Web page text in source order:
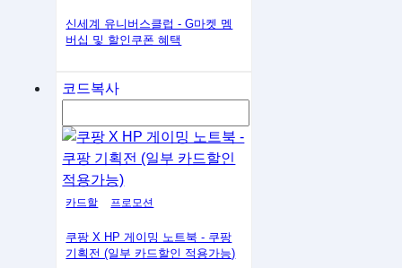
신세계 유니버스클럽 - G마켓 멤
버십 및 할인쿠폰 혜택
코드복사
카드할 프로모션
쿠팡 X HP 게이밍 노트북 - 쿠팡
기획전 (일부 카드할인 적용가능)